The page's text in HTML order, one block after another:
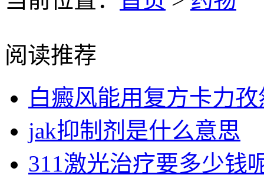
阅读推荐
白癜风能用复方卡力
jak抑制剂是什么意思
311激光治疗要多少钱